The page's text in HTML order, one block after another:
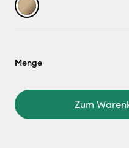
Menge
Zum